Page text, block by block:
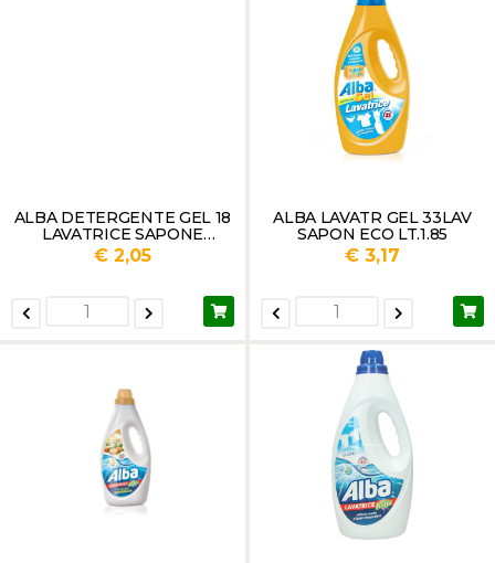
ALBA DETERGENTE GEL 18
LAVATRICE SAPONE
ECOLOGICO LT.1
€ 2,05
ALBA LAVATR GEL 33LAV
SAPON ECO LT.1.85
€ 3,17